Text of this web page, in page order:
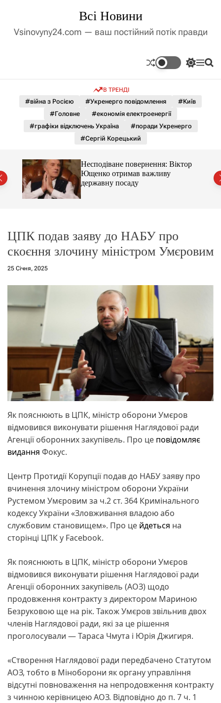
д
Всі Новини
Vsinovyny24.com — ваш постійний потік правди
П
м
а
ь
р
е
ж
М П
В ТРЕНДІ
#війна з Росією #Укренерго повідомлення
#Київ
#Головне
#економія електроенергії
#графіки відключень Україна
#поради Укренерго
#Сергій Корецький
Несподіване повернення: Віктор
Ющенко отримав важливу
державну посаду
ЦПК подав заяву до НАБУ про
скоєння злочину міністром Умєровим
25 Січня, 2025
Як пояснюють в ЦПК, міністр оборони Умєров
відмовився виконувати рішення Наглядової ради
Агенції оборонних закупівель. Про це повідомляє
видання Фокус.
Центр Протидії Корупції подав до НАБУ заяву про
вчинення злочину міністром оборони України
Рустемом Умєровим за ч.2 ст. 364 Кримінального
кодексу України «Зловживання владою або
службовим становищем». Про це йдеться на
сторінці ЦПК у Facebook.
Як пояснюють в ЦПК, міністр оборони Умєров
відмовився виконувати рішення Наглядової ради
Агенції оборонних закупівель (АОЗ) щодо
продовження контракту з директором Мариною
Безруковою ще на рік. Також Умєров звільнив двох
членів Наглядової ради, які за це рішення
проголосували — Тараса Чмута і Юрія Джигиря.
«Створення Наглядової ради передбачено Статутом
АОЗ, тобто в Міноборони як органу управління
відсутні повноваження на непродовження контракту
з чинною керівницею АОЗ. Відповідно до п. 7 ч. 1